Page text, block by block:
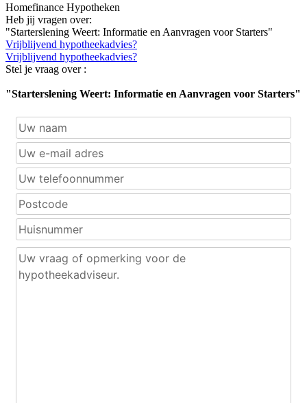
Homefinance Hypotheken
Heb jij vragen over:
"Starterslening Weert: Informatie en Aanvragen voor Starters"
Vrijblijvend hypotheekadvies?
Vrijblijvend hypotheekadvies?
Stel je vraag over :
"Starterslening Weert: Informatie en Aanvragen voor Starters"